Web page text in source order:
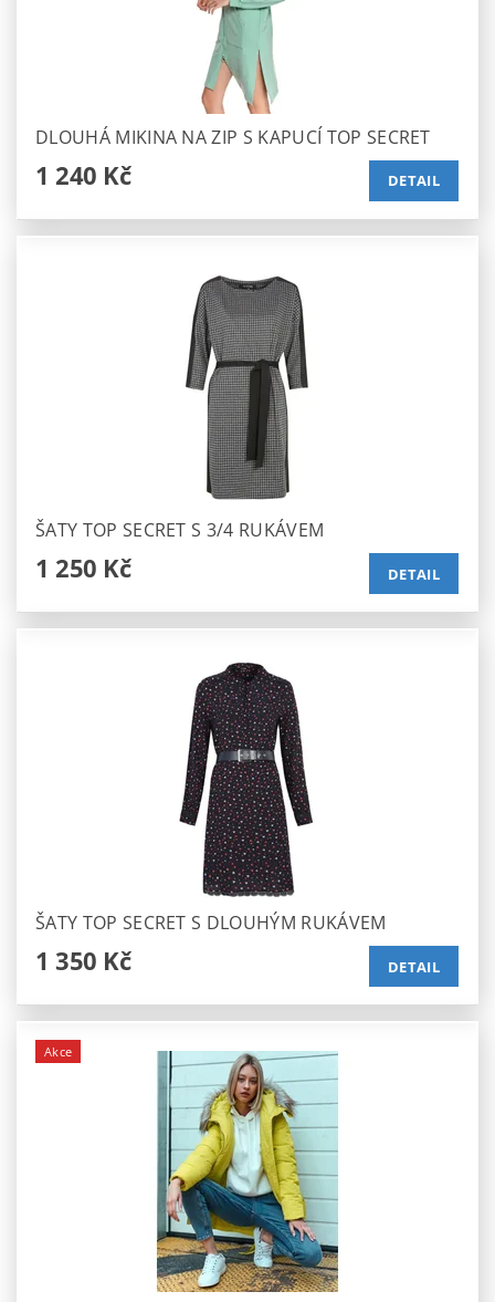
DLOUHÁ MIKINA NA ZIP S KAPUCÍ TOP SECRET
1 240 Kč DETAIL
ŠATY TOP SECRET S 3/4 RUKÁVEM
1 250 Kč DETAIL
ŠATY TOP SECRET S DLOUHÝM RUKÁVEM
1 350 Kč DETAIL
Akce